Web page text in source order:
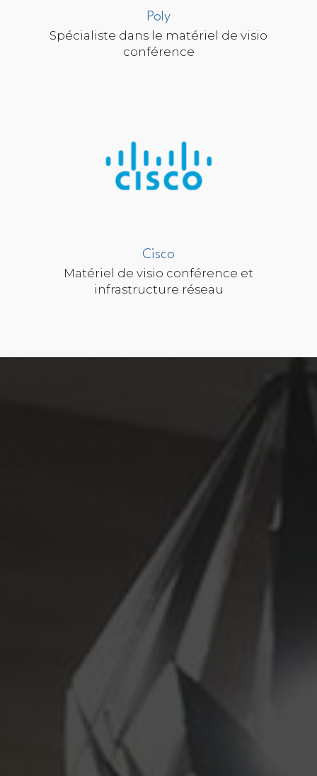
Poly
Spécialiste dans le matériel de visio
conférence
Cisco
Matériel de visio conférence et
infrastructure réseau